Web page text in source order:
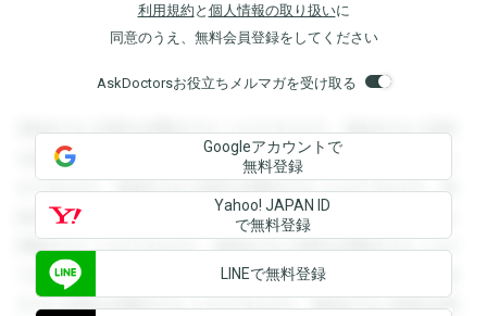
利用規約 と 個人情報の取り扱いに
同意のうえ、無料会員登録をしてください
AskDoctorsお役立ちメルマガを受け取る
登録すると回答を閲覧することができます。登録すると回答
を閲覧することができます。登録すると回答を閲覧すること
ができます。登録すると回答を閲覧することができます。登
録すると回答を閲覧することができます。登録すると回答を
閲覧することができます。登録すると回答を閲覧することが
できます。登録すると回答を閲覧することができます。登録
すると回答を閲覧することができます。登録すると回答を閲
Googleアカウントで
無料登録
Yahoo! JAPAN ID
で無料登録
LINEで無料登録